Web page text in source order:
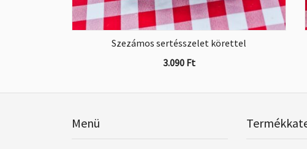
Szezámos sertésszelet körettel
3.090 Ft
Menü